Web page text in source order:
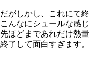
だがしかし、これにて終
こんなにシュールな感
先ほどまであれだけ熱
終了して面白すぎます。